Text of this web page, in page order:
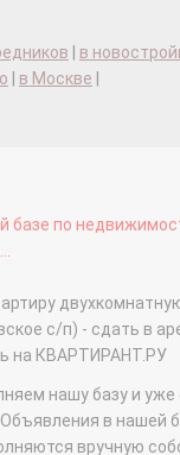
в
в Москве
базе по
с/п) - сдать в
на КВАРТИРАНТ.РУ
нашу базу и уже
в нашей
вручную